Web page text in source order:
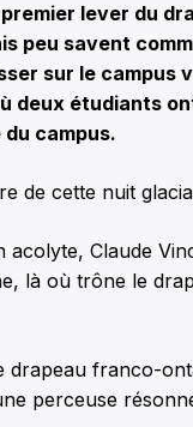
premier lever du
peu savent
sur le campus
deux étudiants
campus.
de cette nuit
Claude
là où trône le
franco-
perceuse